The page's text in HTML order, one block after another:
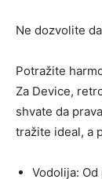
Ne dozvolite
Potražite
Za Device,
shvate da
tražite ideal, a
Vodolija: